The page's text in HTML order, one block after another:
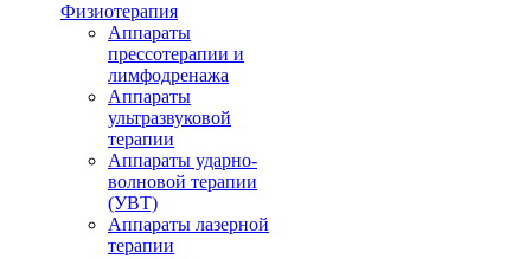
Физиотерапия
Аппараты
прессотерапии и
лимфодренажа
Аппараты
ультразвуковой
терапии
Аппараты ударно-
волновой терапии
(УВТ)
Аппараты лазерной
терапии